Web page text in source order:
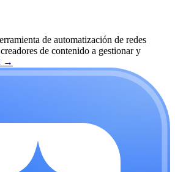
de automatización de redes
de contenido a gestionar y
→